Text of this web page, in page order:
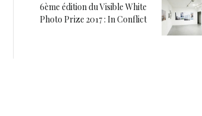
6ème édition du Visible White
Photo Prize 2017 : In Conflict